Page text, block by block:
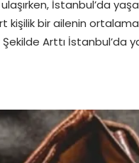
ulaşırken, İstanbul’da
kişilik bir ailenin
Arttı İstanbul’da